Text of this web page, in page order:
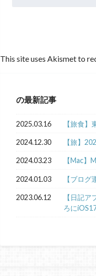
This site uses Akismet to
の最新記事
2025.03.16 【旅食
2024.12.30 【旅】
2024.03.23 【Mac
2024.01.03 【ブロ
2023.06.12
【日記
ろに